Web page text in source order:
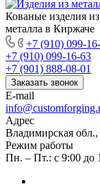
Кованые изделия из
металла в Киржаче
+7 (910) 099-
+7 (910) 099-16-63
+7 (901) 888-08-01
Заказать звонок
E-mail
Адрес
Владимирская обл.,
Режим работы
Пн. – Пт.: с 9:00 до